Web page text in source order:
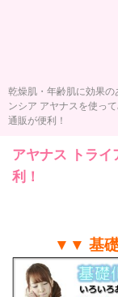
乾燥肌・年齢肌に効果
ンシア アヤナスを使っ
通販が便利！
アヤナス トライ
利！
▼▼ 基